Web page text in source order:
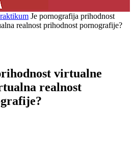
Je pornografija prihodnost
realnost prihodnost pornografije?
virtualne
realnost